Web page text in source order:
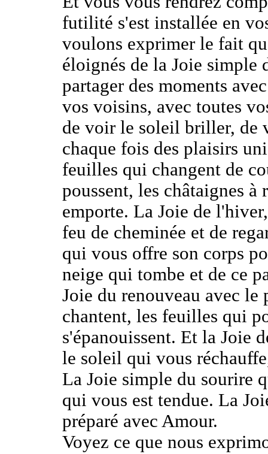
futilité s'est installée en
voulons exprimer le fait
éloignés de la Joie simple
partager des moments
vos voisins, avec toutes
de voir le soleil briller, de
chaque fois des plaisirs
feuilles qui changent de
poussent, les châtaignes
emporte. La Joie de
feu de cheminée et de
qui vous offre son corps
neige qui tombe et de ce
Joie du renouveau avec
chantent, les feuilles qui
s'épanouissent. Et la Joie
le soleil qui vous
La Joie simple du sourire
qui vous est tendue. La
préparé avec Amour.
Voyez ce que nous